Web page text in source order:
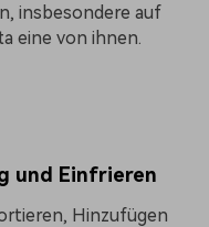
insbesondere auf
eine von ihnen.
und Einfrieren
Hinzufügen